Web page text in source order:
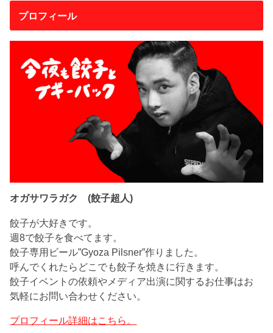
プロフィール
オガサワラガク (餃子超人)
餃子が大好きです。
週8で餃子を食べてます。
餃子専用ビール”Gyoza Pilsner”作りました。
呼んでくれたらどこでも餃子を焼きに行きます。
餃子イベントの依頼やメディア出演に関するお仕事はお
気軽にお問い合わせください。
プロフィール詳細はこちら。